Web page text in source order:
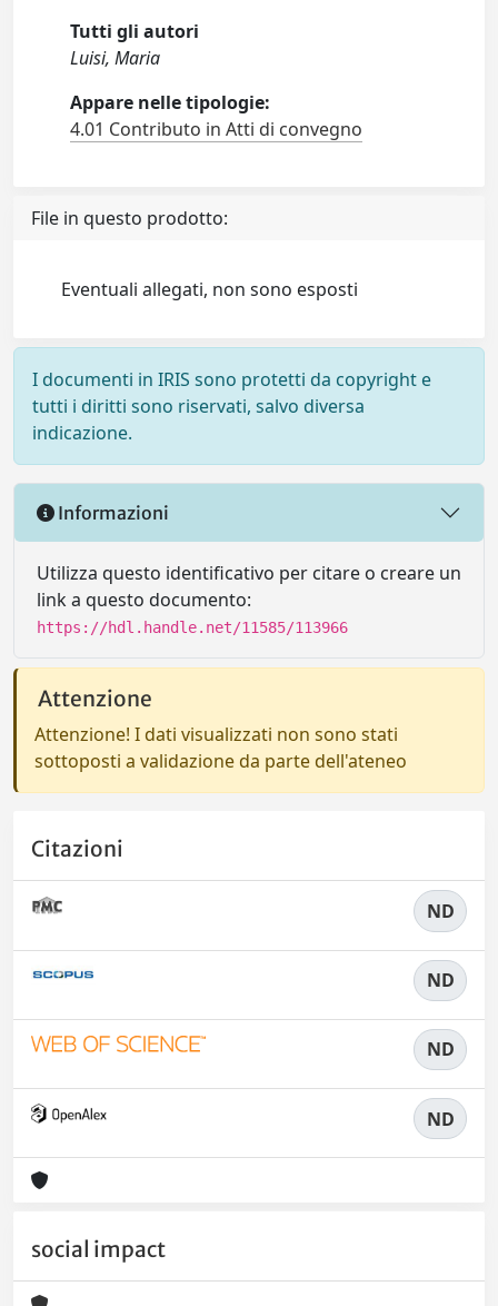
Tutti gli autori
Luisi, Maria
Appare nelle tipologie:
4.01 Contributo in Atti di convegno
File in questo prodotto:
Eventuali allegati, non sono esposti
I documenti in IRIS sono protetti da copyright e
tutti i diritti sono riservati, salvo diversa
indicazione.
Informazioni
Utilizza questo identificativo per citare o creare un
link a questo documento:
https://hdl.handle.net/11585/113966
Attenzione
Attenzione! I dati visualizzati non sono stati
sottoposti a validazione da parte dell'ateneo
Citazioni
ND
ND
ND
ND
social impact